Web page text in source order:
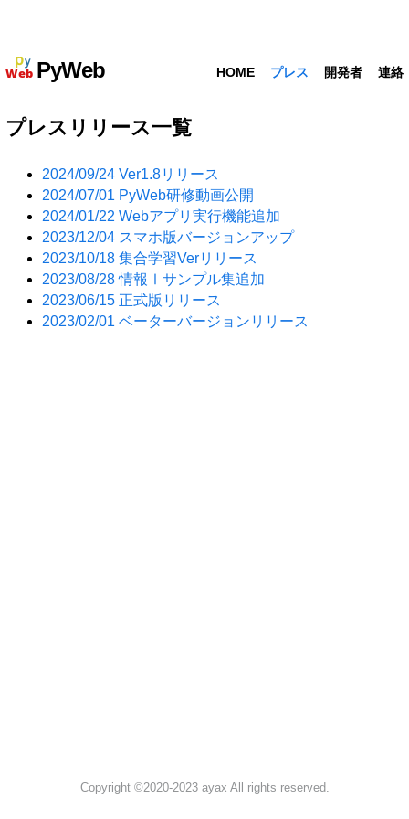
PyWeb HOME プレス 開発者 連絡
プレスリリース一覧
2024/09/24 Ver1.8リリース
2024/07/01 PyWeb研修動画公開
2024/01/22 Webアプリ実行機能追加
2023/12/04 スマホ版バージョンアップ
2023/10/18 集合学習Verリリース
2023/08/28 情報Ⅰサンプル集追加
2023/06/15 正式版リリース
2023/02/01 ベーターバージョンリリース
Copyright ©2020-2023 ayax All rights reserved.